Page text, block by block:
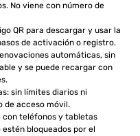
No viene con número de
QR para descargar y usar la
de activación o registro.
automáticas, sin
y se puede recargar con
sin límites diarios ni
de acceso móvil.
con teléfonos y tabletas
bloqueados por el